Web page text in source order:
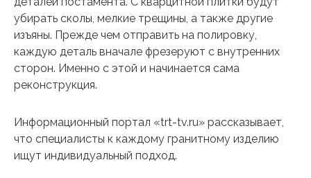
убирать сколы, мелкие трещины, а также другие
изъяны. Прежде чем отправить на полировку,
каждую деталь вначале фрезеруют с внутренних
сторон. Именно с этой и начинается сама
реконструкция.
Информационный портал «trt-tv.ru» рассказывает,
что специалисты к каждому гранитному изделию
ищут индивидуальный подход.